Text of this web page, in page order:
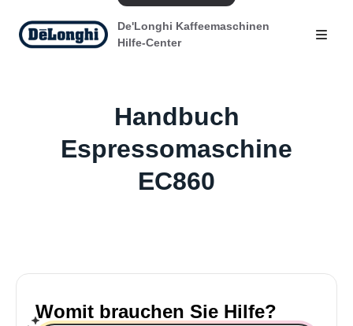
De'Longhi Kaffeemaschinen
Hilfe-Center
Handbuch
Espressomaschine
EC860
Womit brauchen Sie Hilfe?